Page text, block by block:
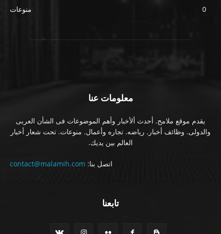
منوعات
0
معلومات عنا
يقدم موقع ملامح. أحدث ألأخبار وأهم الموضوعات فى الشأن العربى
والدولى. وظائف أخبار. رياضه. تجاره وأعمال. منوعات. تحت شعار أخبار
العالم بين يديك.
اتصل بنا: contact@malamih.com
تابعنا